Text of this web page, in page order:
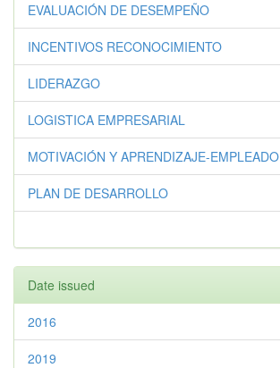
EVALUACIÓN DE DESEMPEÑO
INCENTIVOS RECONOCIMIENTO
LIDERAZGO
LOGISTICA EMPRESARIAL
MOTIVACIÓN Y APRENDIZAJE-EMPLEADO
PLAN DE DESARROLLO
Date issued
2016
2019